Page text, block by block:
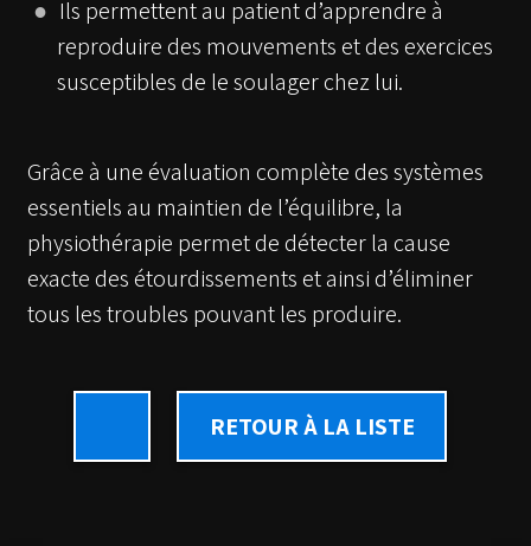
Ils permettent au patient d’apprendre à
reproduire des mouvements et des exercices
susceptibles de le soulager chez lui.
Grâce à une évaluation complète des systèmes
essentiels au maintien de l’équilibre, la
physiothérapie permet de détecter la cause
exacte des étourdissements et ainsi d’éliminer
tous les troubles pouvant les produire.
RETOUR À LA LISTE